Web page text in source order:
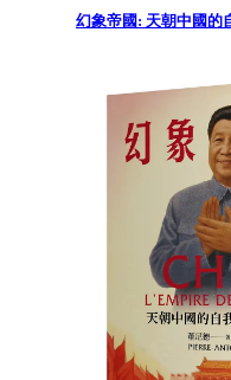
幻象帝國: 天朝中國的